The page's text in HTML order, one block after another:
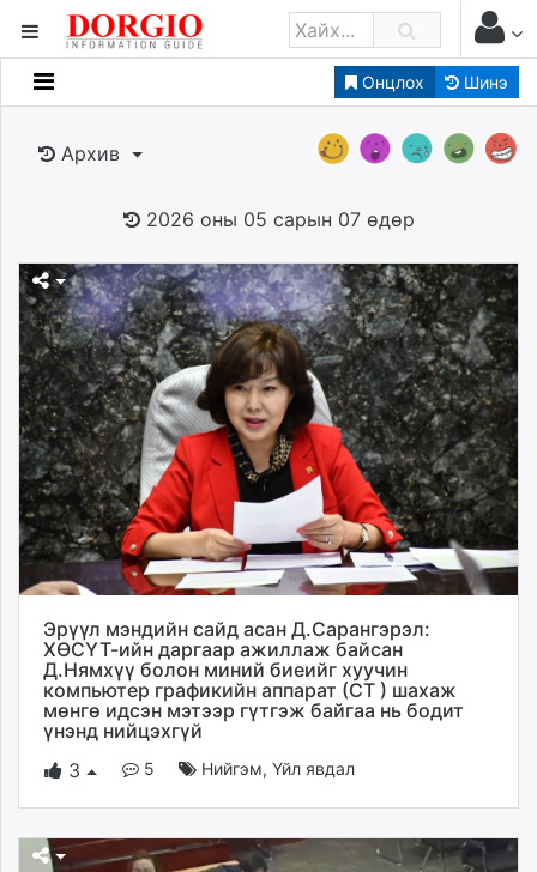
Онцлох Шинэ
Мэдээллийн
Банк санхүү
Нийслэлийн
dorgio.mn
Gogo.mn
caak.mn
news.mn
zindaa.mn
Baabar.mn
tovch.mn
ikon.mn
mnb.mn
Eguur.mn
24tsag.mn
shuud.mn
eagle.mn
ergelt.mn
zuv.mn
Архив
2026 оны 05 сарын 07 өдөр
Эрүүл мэндийн сайд асан Д.Сарангэрэл:
ХӨСҮТ-ийн даргаар ажиллаж байсан
Д.Нямхүү болон миний биеийг хуучин
компьютер графикийн аппарат (СТ ) шахаж
мөнгө идсэн мэтээр гүтгэж байгаа нь бодит
үнэнд нийцэхгүй
3
5 Нийгэм,Үйл явдал